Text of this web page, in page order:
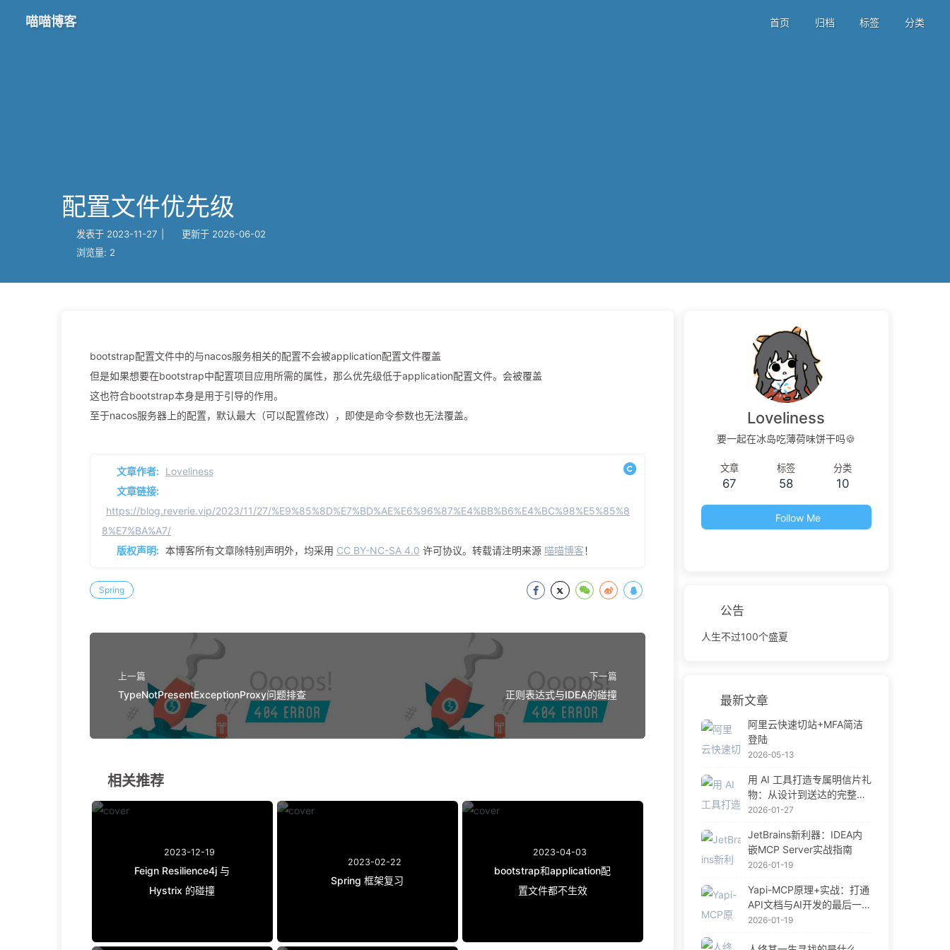
喵喵博客 首页 归档 标签 分类
配置文件优先级
发表于 2023-11-27 更新于 2026-06-02
浏览量: 2
bootstrap配置文件中的与nacos服务相关的配置不会被application配置文件覆盖
但是如果想要在bootstrap中配置项目应用所需的属性，那么优先级低于application配置文件。会被覆盖
这也符合bootstrap本身是用于引导的作用。
至于nacos服务器上的配置，默认最大（可以配置修改），即使是命令参数也无法覆盖。
文章作者: Loveliness
文章链接:
https://blog.reverie.vip/2023/11/27/%E9%85%8D%E7%BD%AE%E6%96%87%E4%BB%B6%E4%BC%98%E5%85%8
8%E7%BA%A7/
版权声明: 本博客所有文章除特别声明外，均采用 CC BY-NC-SA 4.0 许可协议。转载请注明来源 喵喵博客！
Spring
上一篇
TypeNotPresentExceptionProxy问题排查
下一篇
正则表达式与IDEA的碰撞
相关推荐
2023-12-19
Feign Resilience4j 与
Hystrix 的碰撞
2023-02-22
Spring 框架复习
2023-04-03
bootstrap和application配
置文件都不生效
Loveliness
要一起在冰岛吃薄荷味饼干吗🍪
文章
67
标签
58
分类
10
Follow Me
公告
人生不过100个盛夏
最新文章
阿里云快速切站+MFA简洁
登陆
2026-05-13
用 AI 工具打造专属明信片礼
物：从设计到送达的完整指
南
2026-01-27
JetBrains新利器：IDEA内
嵌MCP Server实战指南
2026-01-19
Yapi-MCP原理+实战：打通
API文档与AI开发的最后一公
里
2026-01-19